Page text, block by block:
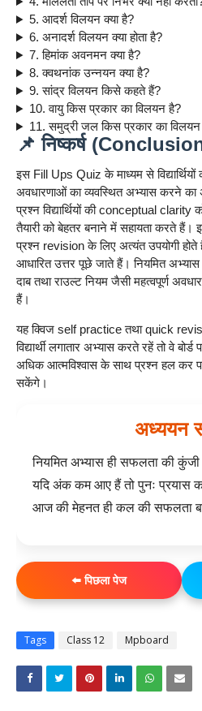
5. आदर्श विलयन क्या है?
6. अनादर्श विलयन क्या होता है?
7. हिमांक अवनमन क्या है?
8. क्वथनांक उन्नयन क्या है?
9. सांद्र विलयन किसे कहते हैं?
10. वायु किस प्रकार का विलयन है?
11. समुद्री जल किस प्रकार का
📌 निष्कर्ष
इस Fill Ups Quiz के माध्यम से विद्यार्थियों
अवधारणाओं का व्यवस्थित अभ्यास करने
प्रश्न विद्यार्थियों की conceptual clarity
तैयारी को बेहतर बनाने में सहायता करते
प्रश्न revision के लिए अत्यंत उपयोगी
आधारित उत्तर पूछे जाते हैं। नियमित अभ्यास से
दाब तथा राउल्ट नियम जैसी महत्वपूर्ण
हैं।
यह क्विज self practice तथा quick
विद्यार्थी लगातार अभ्यास करते रहें तो वे बोर्ड
अधिक आत्मविश्वास के साथ प्रश्न हल कर
सकेंगे।
अध्ययन
नियमित अभ्यास ही सफलता की कुंजी
यदि अंक कम आए हैं तो पुनः प्रयास
आज की मेहनत ही कल की सफलता
⬅️ पिछला पेज
Tags Class 12 Mpboard